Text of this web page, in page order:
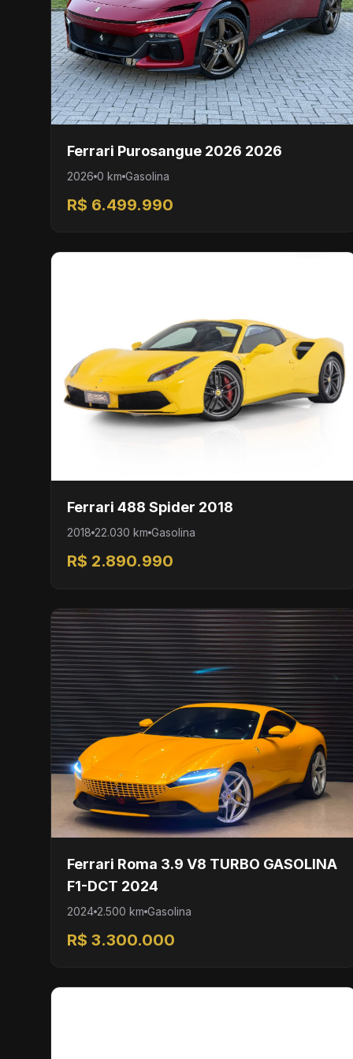
Ferrari Purosangue 2026 2026
2026 0 km Gasolina
R$ 6.499.990
Ferrari 488 Spider 2018
2018 22.030 km Gasolina
R$ 2.890.990
Ferrari Roma 3.9 V8 TURBO GASOLINA
F1-DCT 2024
2024 2.500 km Gasolina
R$ 3.300.000